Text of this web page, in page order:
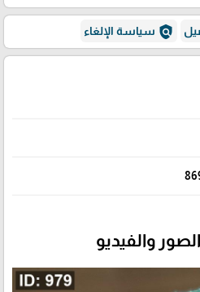
policy سياسة الإلغاء
والفيديو